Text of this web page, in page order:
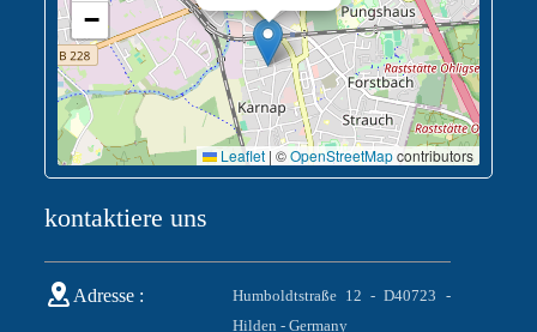
−
Leaflet | ©OpenStreetMapcontributors
kontaktiere uns
Adresse :
Humboldtstraße 12 - D40723 -
Hilden - Germany